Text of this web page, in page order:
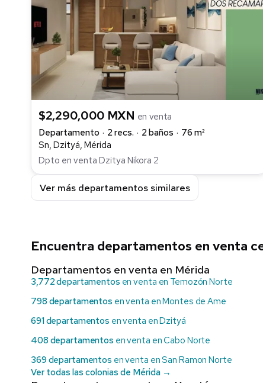
$2,290,000 MXN en venta
Departamento
2 recs. 2 baños
76 m²
Sn, Dzityá, Mérida
Dpto en venta Dzitya Nikora 2
Ver más departamentos similares
Encuentra departamentos en venta
Departamentos en venta en Mérida
3,772 departamentos en venta en Temozón Norte
798 departamentos en venta en Montes de Ame
691 departamentos en venta en Dzityá
408 departamentos en venta en Cabo Norte
369 departamentos en venta en San Ramon Norte
Ver todas las colonias de Mérida →